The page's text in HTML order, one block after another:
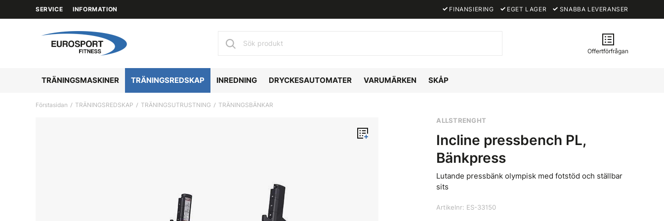
SERVICE INFORMATION FINANSIERING EGET LAGER SNABBA LEVERANSER
Offertförfrågan
TRÄNINGSMASKINER TRÄNINGSREDSKAP INREDNING DRYCKESAUTOMATER VARUMÄRKEN SKÅP
Förstasidan TRÄNINGSREDSKAP TRÄNINGSUTRUSTNING TRÄNINGSBÄNKAR
ALLSTRENGHT
Incline pressbench PL,
Bänkpress
Lutande pressbänk olympisk med fotstöd och ställbar
sits
Artikelnr: ES-33150